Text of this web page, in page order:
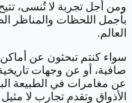
بأجمل اللحظات والمناظر
العالم.
سواء كنتم تبحثون عن
صافية، أو عن وجهات تاريخية
عن مغامرات في الطبيعة
الأذواق وتقدم تجارب لا مثيل